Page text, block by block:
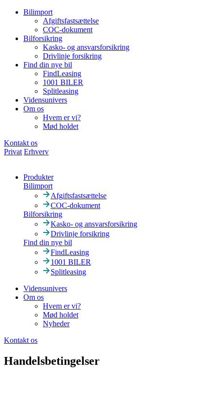
Bilimport
Afgiftsfastsættelse
COC-dokument
Bilforsikring
Kasko- og ansvarsforsikring
Drivlinje forsikring
Find din nye bil
FindLeasing
1001 BILER
Splitleasing
Vidensunivers
Om os
Hvem er vi?
Mød holdet
Kontakt os
Privat Erhverv
Produkter
Bilimport
Afgiftsfastsættelse
COC-dokument
Bilforsikring
Kasko- og ansvarsforsikring
Drivlinje forsikring
Find din nye bil
FindLeasing
1001 BILER
Splitleasing
Vidensunivers
Om os
Hvem er vi?
Mød holdet
Nyheder
Kontakt os
Handelsbetingelser